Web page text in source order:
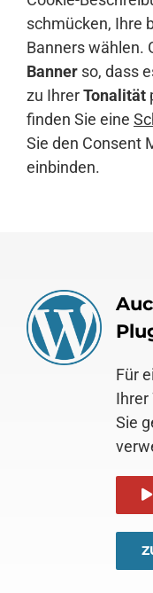
schmücken, Ihre
Banners wählen.
Banner so, dass
zu IhrerTonalität
finden Sie eine
Sie den Consent
einbinden.
Für
Ihrer
Sie